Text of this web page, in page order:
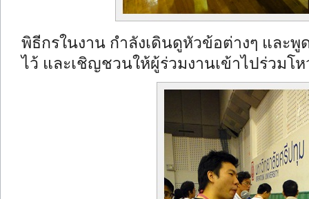
พิธีกรในงาน กำลังเดินดูหัวข้อต่างๆ และ
ไว้ และเชิญชวนให้ผู้ร่วมงานเข้าไปร่วมโ